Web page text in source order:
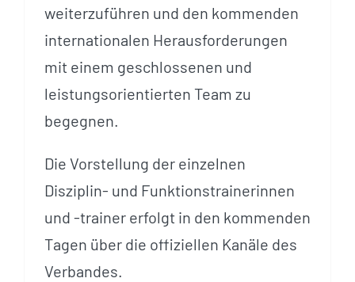
weiterzuführen und den kommenden
internationalen Herausforderungen
mit einem geschlossenen und
leistungsorientierten Team zu
begegnen.
Die Vorstellung der einzelnen
Disziplin- und Funktionstrainerinnen
und -trainer erfolgt in den kommenden
Tagen über die offiziellen Kanäle des
Verbandes.